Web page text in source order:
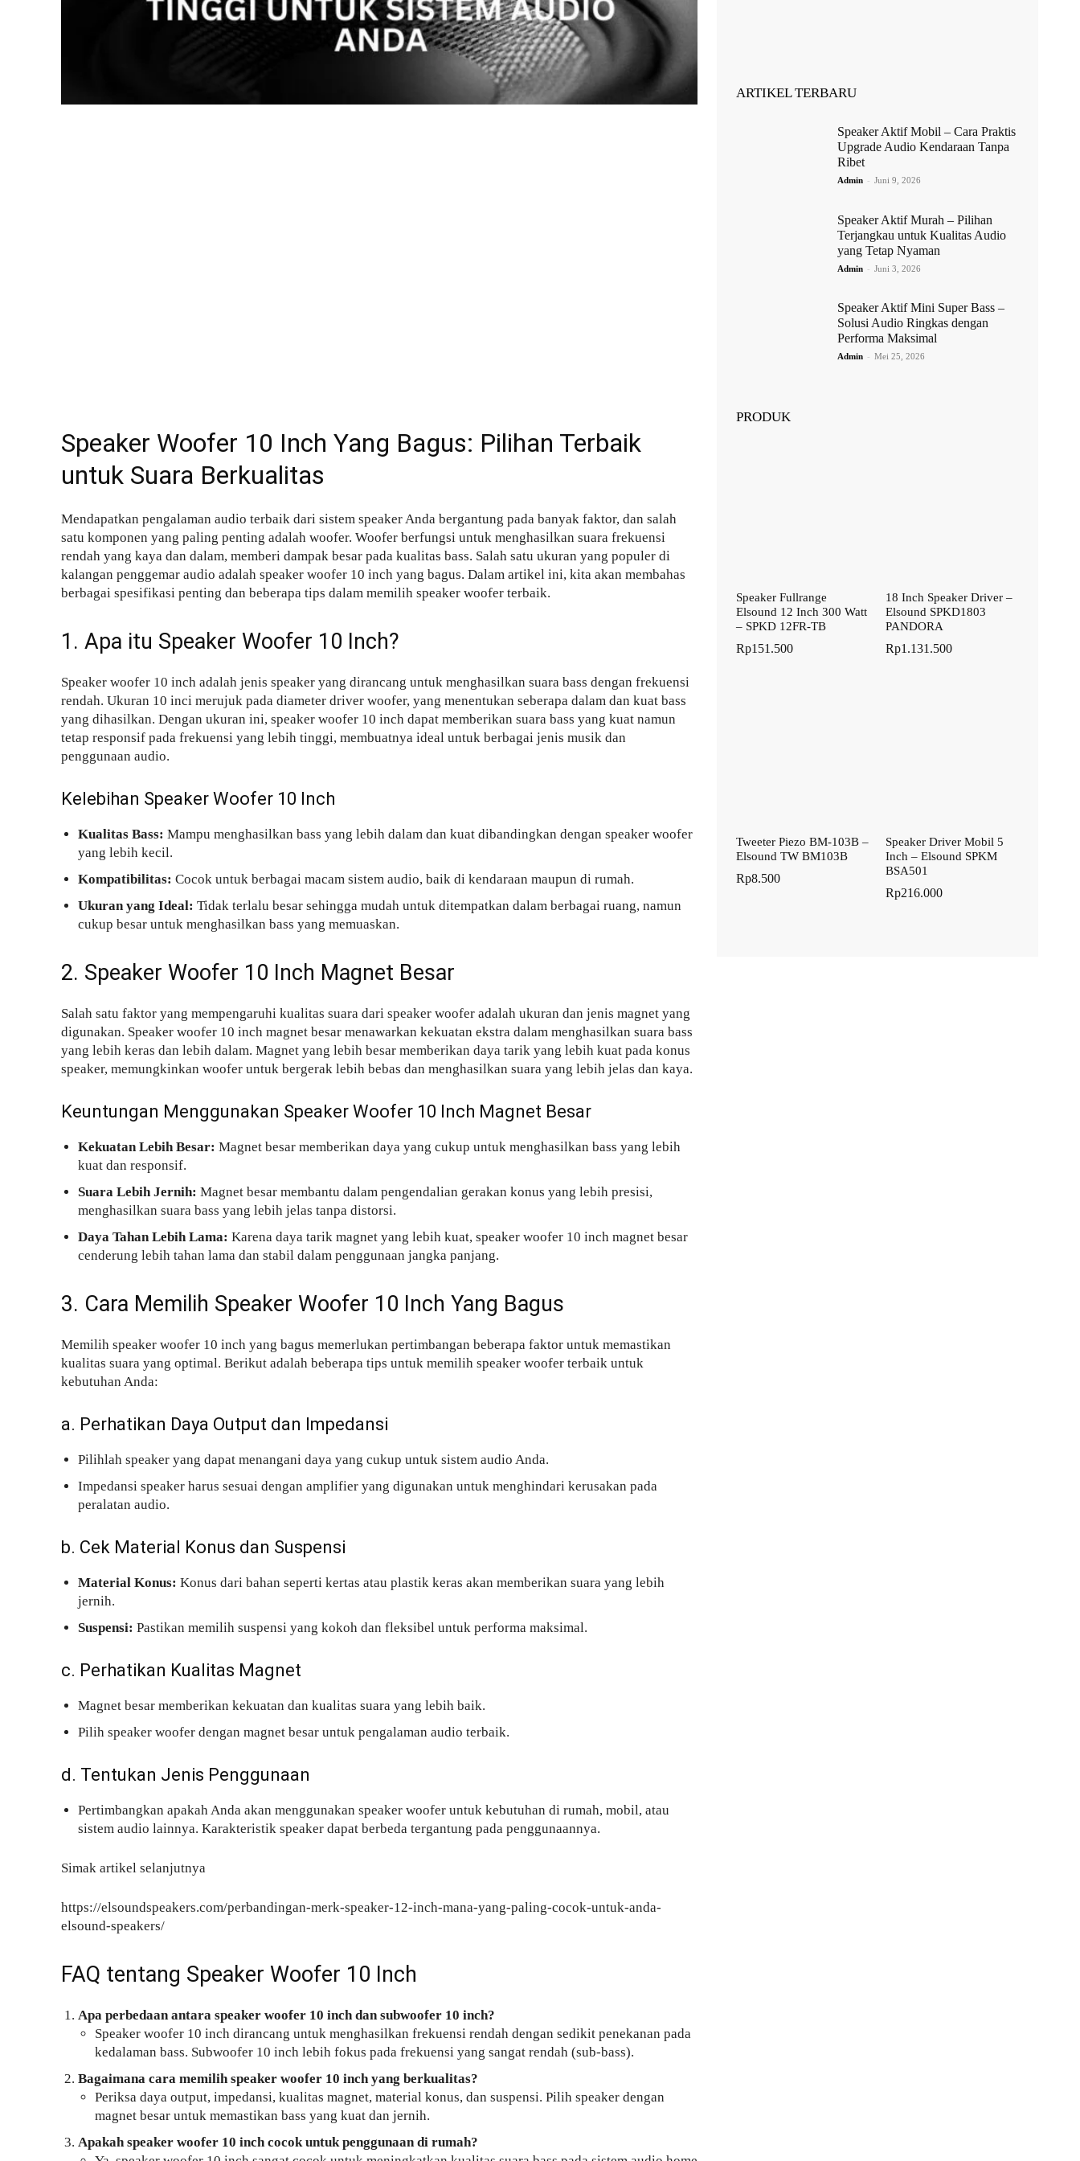
Speaker Woofer 10 Inch Yang Bagus: Pilihan Terbaik
untuk Suara Berkualitas
Mendapatkan pengalaman audio terbaik dari sistem speaker Anda bergantung pada banyak faktor, dan salah
satu komponen yang paling penting adalah woofer. Woofer berfungsi untuk menghasilkan suara frekuensi
rendah yang kaya dan dalam, memberi dampak besar pada kualitas bass. Salah satu ukuran yang populer di
kalangan penggemar audio adalah speaker woofer 10 inch yang bagus. Dalam artikel ini, kita akan membahas
berbagai spesifikasi penting dan beberapa tips dalam memilih speaker woofer terbaik.
1. Apa itu Speaker Woofer 10 Inch?
Speaker woofer 10 inch adalah jenis speaker yang dirancang untuk menghasilkan suara bass dengan frekuensi
rendah. Ukuran 10 inci merujuk pada diameter driver woofer, yang menentukan seberapa dalam dan kuat bass
yang dihasilkan. Dengan ukuran ini, speaker woofer 10 inch dapat memberikan suara bass yang kuat namun
tetap responsif pada frekuensi yang lebih tinggi, membuatnya ideal untuk berbagai jenis musik dan
penggunaan audio.
Kelebihan Speaker Woofer 10 Inch
Kualitas Bass: Mampu menghasilkan bass yang lebih dalam dan kuat dibandingkan dengan speaker woofer
yang lebih kecil.
Kompatibilitas: Cocok untuk berbagai macam sistem audio, baik di kendaraan maupun di rumah.
Ukuran yang Ideal: Tidak terlalu besar sehingga mudah untuk ditempatkan dalam berbagai ruang, namun
cukup besar untuk menghasilkan bass yang memuaskan.
2. Speaker Woofer 10 Inch Magnet Besar
Salah satu faktor yang mempengaruhi kualitas suara dari speaker woofer adalah ukuran dan jenis magnet yang
digunakan. Speaker woofer 10 inch magnet besar menawarkan kekuatan ekstra dalam menghasilkan suara bass
yang lebih keras dan lebih dalam. Magnet yang lebih besar memberikan daya tarik yang lebih kuat pada konus
speaker, memungkinkan woofer untuk bergerak lebih bebas dan menghasilkan suara yang lebih jelas dan kaya.
Keuntungan Menggunakan Speaker Woofer 10 Inch Magnet Besar
Kekuatan Lebih Besar: Magnet besar memberikan daya yang cukup untuk menghasilkan bass yang lebih
kuat dan responsif.
Suara Lebih Jernih: Magnet besar membantu dalam pengendalian gerakan konus yang lebih presisi,
menghasilkan suara bass yang lebih jelas tanpa distorsi.
Daya Tahan Lebih Lama: Karena daya tarik magnet yang lebih kuat, speaker woofer 10 inch magnet besar
cenderung lebih tahan lama dan stabil dalam penggunaan jangka panjang.
3. Cara Memilih Speaker Woofer 10 Inch Yang Bagus
Memilih speaker woofer 10 inch yang bagus memerlukan pertimbangan beberapa faktor untuk memastikan
kualitas suara yang optimal. Berikut adalah beberapa tips untuk memilih speaker woofer terbaik untuk
kebutuhan Anda:
a. Perhatikan Daya Output dan Impedansi
Pilihlah speaker yang dapat menangani daya yang cukup untuk sistem audio Anda.
Impedansi speaker harus sesuai dengan amplifier yang digunakan untuk menghindari kerusakan pada
peralatan audio.
b. Cek Material Konus dan Suspensi
Material Konus: Konus dari bahan seperti kertas atau plastik keras akan memberikan suara yang lebih
jernih.
Suspensi: Pastikan memilih suspensi yang kokoh dan fleksibel untuk performa maksimal.
c. Perhatikan Kualitas Magnet
Magnet besar memberikan kekuatan dan kualitas suara yang lebih baik.
Pilih speaker woofer dengan magnet besar untuk pengalaman audio terbaik.
d. Tentukan Jenis Penggunaan
Pertimbangkan apakah Anda akan menggunakan speaker woofer untuk kebutuhan di rumah, mobil, atau
sistem audio lainnya. Karakteristik speaker dapat berbeda tergantung pada penggunaannya.
Simak artikel selanjutnya
https://elsoundspeakers.com/perbandingan-merk-speaker-12-inch-mana-yang-paling-cocok-untuk-anda-
elsound-speakers/
FAQ tentang Speaker Woofer 10 Inch
Apa perbedaan antara speaker woofer 10 inch dan subwoofer 10 inch?
Speaker woofer 10 inch dirancang untuk menghasilkan frekuensi rendah dengan sedikit penekanan pada
kedalaman bass. Subwoofer 10 inch lebih fokus pada frekuensi yang sangat rendah (sub-bass).
Bagaimana cara memilih speaker woofer 10 inch yang berkualitas?
Periksa daya output, impedansi, kualitas magnet, material konus, dan suspensi. Pilih speaker dengan
magnet besar untuk memastikan bass yang kuat dan jernih.
Apakah speaker woofer 10 inch cocok untuk penggunaan di rumah?
ARTIKEL TERBARU
Speaker Aktif Mobil – Cara Praktis
Upgrade Audio Kendaraan Tanpa
Ribet
Admin - Juni 9, 2026
Speaker Aktif Murah – Pilihan
Terjangkau untuk Kualitas Audio
yang Tetap Nyaman
Admin - Juni 3, 2026
Speaker Aktif Mini Super Bass –
Solusi Audio Ringkas dengan
Performa Maksimal
Admin - Mei 25, 2026
PRODUK
Speaker Fullrange
Elsound 12 Inch 300 Watt
– SPKD 12FR-TB
Rp151.500
18 Inch Speaker Driver –
Elsound SPKD1803
PANDORA
Rp1.131.500
Tweeter Piezo BM-103B –
Elsound TW BM103B
Rp8.500
Speaker Driver Mobil 5
Inch – Elsound SPKM
BSA501
Rp216.000